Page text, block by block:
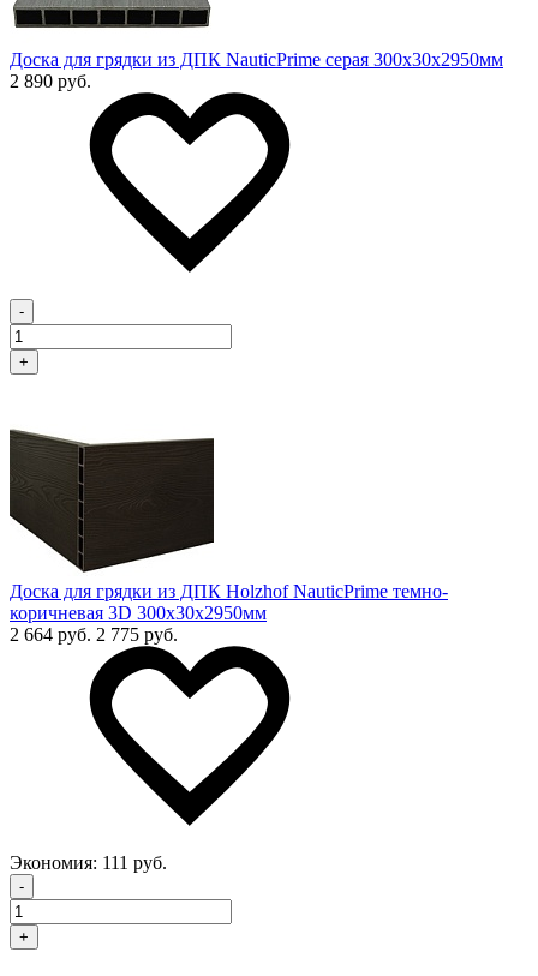
Доска для грядки из ДПК NauticPrime серая 300х30х2950мм
2 890 руб.
-
+
Доска для грядки из ДПК Holzhof NauticPrime темно-
коричневая 3D 300х30х2950мм
2 664 руб. 2 775 руб.
Экономия: 111 руб.
-
+